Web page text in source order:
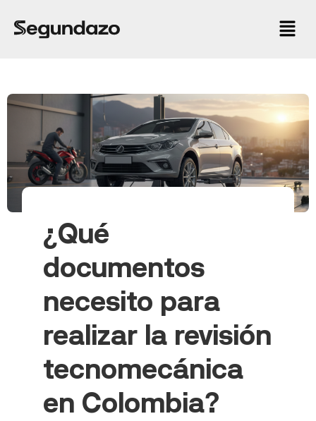
¿Qué
documentos
necesito para
realizar la revisión
tecnomecánica
en Colombia?